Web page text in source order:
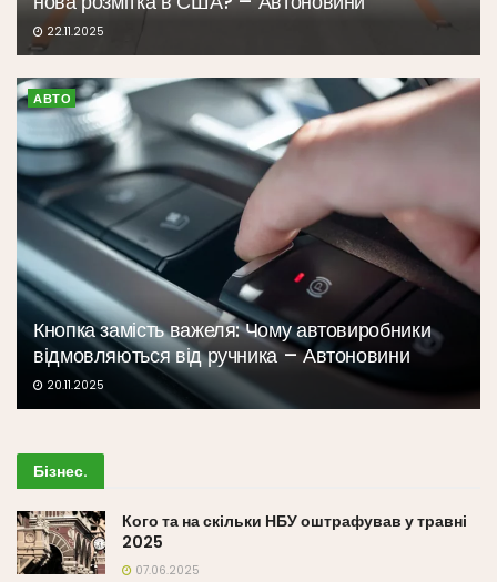
22.11.2025
АВТО
Кнопка замість важеля: Чому автовиробники
відмовляються від ручника – Автоновини
20.11.2025
Бізнес.
Кого та на скільки НБУ оштрафував у травні
2025
07.06.2025